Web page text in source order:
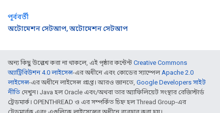
পূর্ববর্তী
অটোমেশন সেটআপ, অটোমেশন সেটআপ
অন্য কিছু উল্লেখ করা না থাকলে, এই পৃষ্ঠার কন্টেন্ট Creative Commons
অ্যাট্রিবিউশন 4.0 লাইসেন্স-এর অধীনে এবং কোডের স্যাম্পেল Apache 2.0
লাইসেন্স-এর অধীনে লাইসেন্স প্রাপ্ত। আরও জানতে, Google Developers সাইট
নীতি দেখুন। Java হল Oracle এবং/অথবা তার অ্যাফিলিয়েট সংস্থার রেজিস্টার্ড
ট্রেডমার্ক। OPENTHREAD ও এর সম্পর্কিত চিহ্ন হল Thread Group-এর